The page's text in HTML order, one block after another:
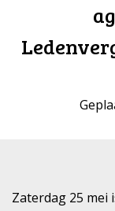
Zaterdag 25 mei